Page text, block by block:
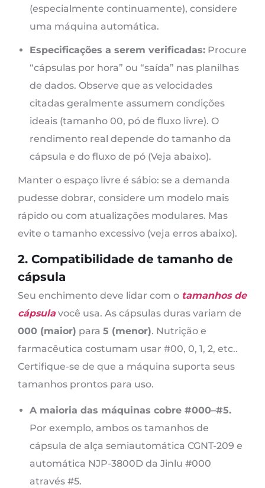
(especialmente continuamente), considere
uma máquina automática.
Especificações a serem verificadas: Procure
“cápsulas por hora” ou “saída” nas planilhas
de dados. Observe que as velocidades
citadas geralmente assumem condições
ideais (tamanho 00, pó de fluxo livre). O
rendimento real depende do tamanho da
cápsula e do fluxo de pó (Veja abaixo).
Manter o espaço livre é sábio: se a demanda
pudesse dobrar, considere um modelo mais
rápido ou com atualizações modulares. Mas
evite o tamanho excessivo (veja erros abaixo).
2. Compatibilidade de tamanho de
cápsula
Seu enchimento deve lidar com o tamanhos de
cápsulavocê usa. As cápsulas duras variam de
000 (maior) para 5 (menor). Nutrição e
farmacêutica costumam usar #00, 0, 1, 2, etc..
Certifique-se de que a máquina suporta seus
tamanhos prontos para uso.
A maioria das máquinas cobre #000–#5.
Por exemplo, ambos os tamanhos de
cápsula de alça semiautomática CGNT-209 e
automática NJP-3800D da Jinlu #000
através #5.